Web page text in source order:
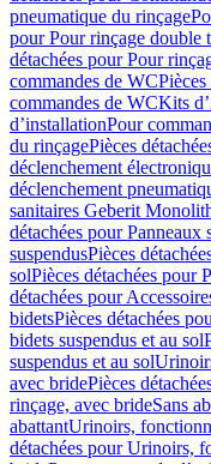
pneumatique du rinçage
pour Pour rinçage double
détachées pour Pour
commandes de WC
commandes de WCKits
d’installationPour
du rinçagePièces
déclenchement
déclenchement
sanitaires Geberit
détachées pour Panneaux
suspendusPièces
solPièces détachées pour
détachées pour
bidetsPièces détachées
bidets suspendus et au sol
suspendus et au sol
avec bridePièces
rinçage, avec brideSans
abattantUrinoirs,
détachées pour Urinoirs,